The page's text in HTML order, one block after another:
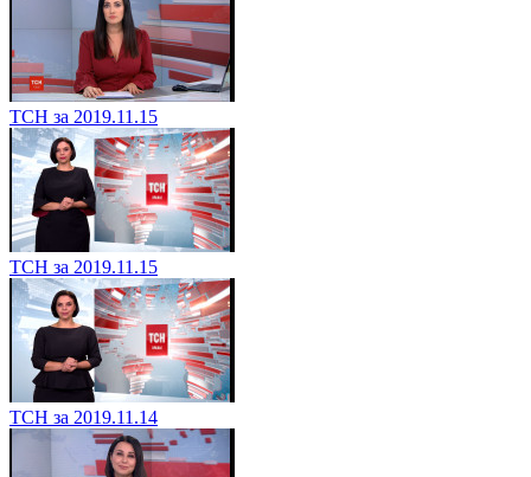
ТСН за 2019.11.15
ТСН за 2019.11.15
ТСН за 2019.11.14